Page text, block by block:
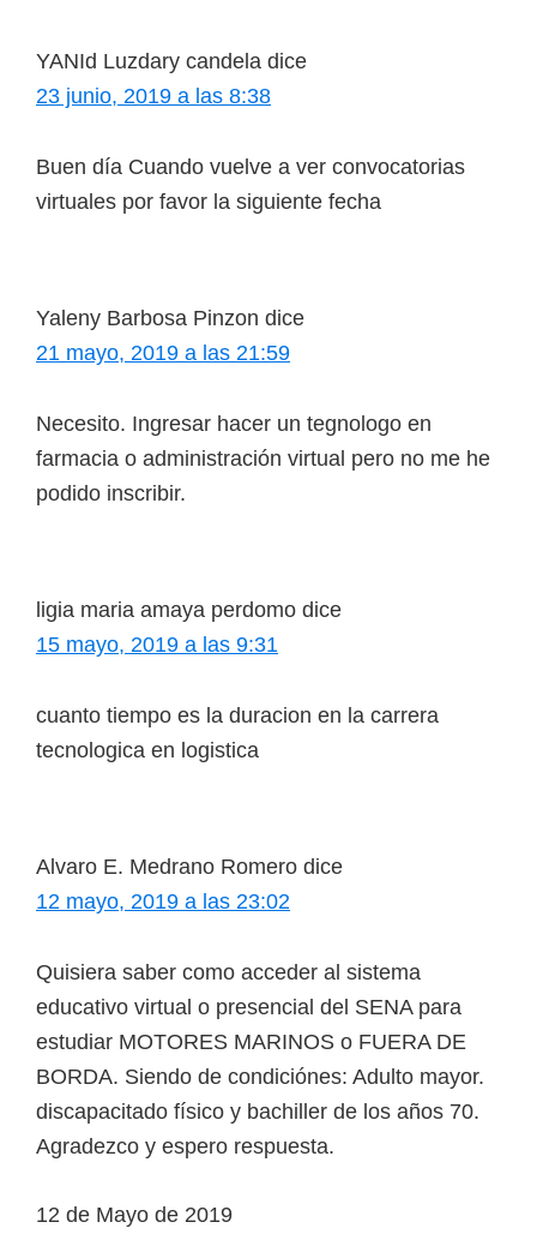
lectores
YANId Luzdary candela dice
23 junio, 2019 a las 8:38
Buen día Cuando vuelve a ver convocatorias
virtuales por favor la siguiente fecha
Yaleny Barbosa Pinzon dice
21 mayo, 2019 a las 21:59
Necesito. Ingresar hacer un tegnologo en
farmacia o administración virtual pero no me he
podido inscribir.
ligia maria amaya perdomo dice
15 mayo, 2019 a las 9:31
cuanto tiempo es la duracion en la carrera
tecnologica en logistica
Alvaro E. Medrano Romero dice
12 mayo, 2019 a las 23:02
Quisiera saber como acceder al sistema
educativo virtual o presencial del SENA para
estudiar MOTORES MARINOS o FUERA DE
BORDA. Siendo de condiciónes: Adulto mayor.
discapacitado físico y bachiller de los años 70.
Agradezco y espero respuesta.
12 de Mayo de 2019